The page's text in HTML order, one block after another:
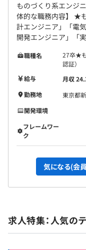
ものづくり系エンジ
体的な職務内容】 ★
計エンジニア」「電
開発エンジニア」「
職種名
27卒★
認証）
給与
月収
勤務地
東京都
開発環境
フレームワー
ク
気になる(会
求人特集：人気の